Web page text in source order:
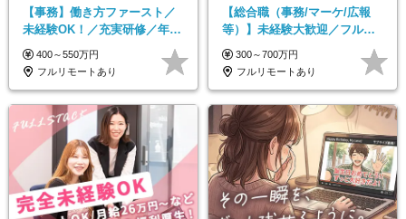
【事務】働き方ファースト／
未経験OK！／充実研修／年休
127日～／残業なし／平均20代
／リモートOK
400～550万円
フルリモートあり
【総合職（事務/マーケ/広報
等）】未経験大歓迎／フルリ
モ可で全国募集！年収アップ
多数★年休最大130日★
300～700万円
フルリモートあり